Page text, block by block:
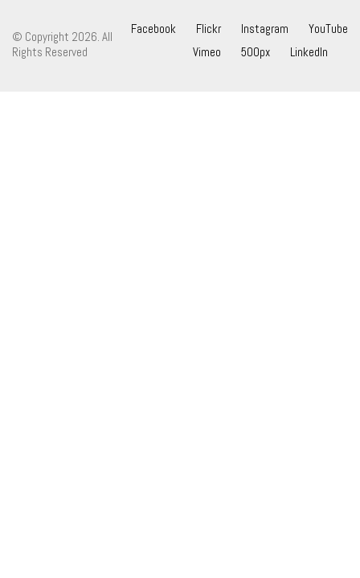
Facebook Flickr Instagram
YouTube
Vimeo
500px LinkedIn
© Copyright 2026. All
Rights Reserved